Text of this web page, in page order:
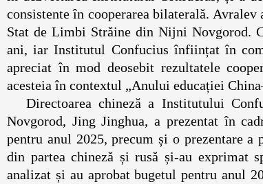
consistente în cooperarea bilaterală.
Stat de Limbi Străine din Nijni Novgorod.
ani, iar Institutul Confucius înființat în
apreciat în mod deosebit rezultatele
acesteia în contextul „Anului educației
Directoarea chineză a Institutului
Novgorod, Jing Jinghua, a prezentat în
pentru anul 2025, precum și o prezentare
din partea chineză și rusă și-au exprimat
analizat și au aprobat bugetul pentru anul